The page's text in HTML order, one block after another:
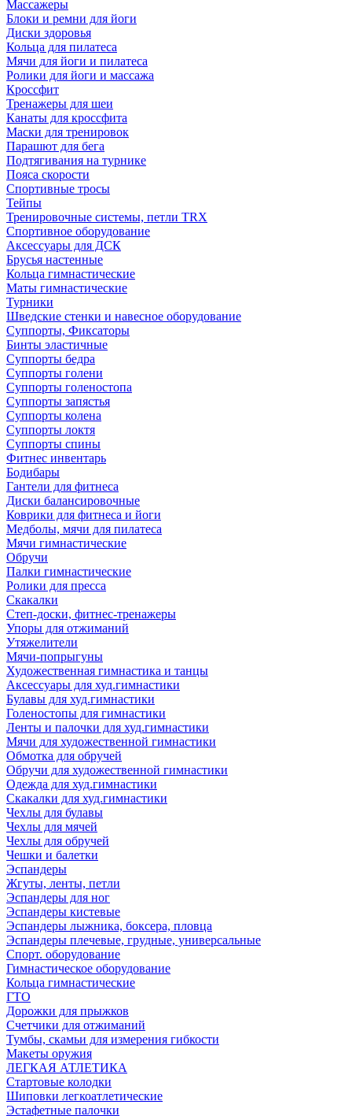
Массажеры
Блоки и ремни для йоги
Диски здоровья
Кольца для пилатеса
Мячи для йоги и пилатеса
Ролики для йоги и массажа
Кроссфит
Тренажеры для шеи
Канаты для кроссфита
Маски для тренировок
Парашют для бега
Подтягивания на турнике
Пояса скорости
Спортивные тросы
Тейпы
Тренировочные системы, петли TRX
Спортивное оборудование
Аксессуары для ДСК
Брусья настенные
Кольца гимнастические
Маты гимнастические
Турники
Шведские стенки и навесное оборудование
Суппорты, Фиксаторы
Бинты эластичные
Суппорты бедра
Суппорты голени
Суппорты голеностопа
Суппорты запястья
Суппорты колена
Суппорты локтя
Суппорты спины
Фитнес инвентарь
Бодибары
Гантели для фитнеса
Диски балансировочные
Коврики для фитнеса и йоги
Медболы, мячи для пилатеса
Мячи гимнастические
Обручи
Палки гимнастические
Ролики для пресса
Скакалки
Степ-доски, фитнес-тренажеры
Упоры для отжиманий
Утяжелители
Мячи-попрыгуны
Художественная гимнастика и танцы
Аксессуары для худ.гимнастики
Булавы для худ.гимнастики
Голеностопы для гимнастики
Ленты и палочки для худ.гимнастики
Мячи для художественной гимнастики
Обмотка для обручей
Обручи для художественной гимнастики
Одежда для худ.гимнастики
Скакалки для худ.гимнастики
Чехлы для булавы
Чехлы для мячей
Чехлы для обручей
Чешки и балетки
Эспандеры
Жгуты, ленты, петли
Эспандеры для ног
Эспандеры кистевые
Эспандеры лыжника, боксера, пловца
Эспандеры плечевые, грудные, универсальные
Спорт. оборудование
Гимнастическое оборудование
Кольца гимнастические
ГТО
Дорожки для прыжков
Счетчики для отжиманий
Тумбы, скамьи для измерения гибкости
Макеты оружия
ЛЕГКАЯ АТЛЕТИКА
Стартовые колодки
Шиповки легкоатлетические
Эстафетные палочки